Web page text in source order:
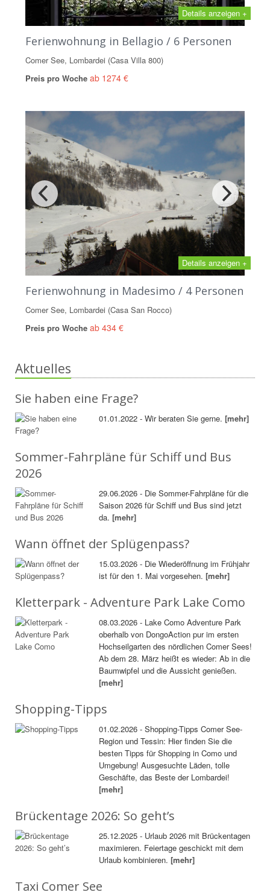
Details anzeigen +
Ferienwohnung in Bellagio / 6 Personen
Comer See, Lombardei (Casa Villa 800)
Preis pro Woche ab 1274 €
Details anzeigen +
Ferienwohnung in Madesimo / 4 Personen
Comer See, Lombardei (Casa San Rocco)
Preis pro Woche ab 434 €
Aktuelles
Sie haben eine Frage?
01.01.2022 - Wir beraten Sie gerne.[mehr]
Sommer-Fahrpläne für Schiff und Bus
2026
29.06.2026 - Die Sommer-Fahrpläne für die
Saison 2026 für Schiff und Bus sind jetzt
da.[mehr]
Wann öffnet der Splügenpass?
15.03.2026 - Die Wiederöffnung im Frühjahr
ist für den 1. Mai vorgesehen.[mehr]
Kletterpark - Adventure Park Lake Como
08.03.2026 - Lake Como Adventure Park
oberhalb von DongoAction pur im ersten
Hochseilgarten des nördlichen Comer Sees!
Ab dem 28. März heißt es wieder: Ab in die
Baumwipfel und die Aussicht genießen.
[mehr]
Shopping-Tipps
01.02.2026 - Shopping-Tipps Comer See-
Region und Tessin: Hier finden Sie die
besten Tipps für Shopping in Como und
Umgebung! Ausgesuchte Läden, tolle
Geschäfte, das Beste der Lombardei!
[mehr]
Brückentage 2026: So geht’s
25.12.2025 - Urlaub 2026 mit Brückentagen
maximieren. Feiertage geschickt mit dem
Urlaub kombinieren.[mehr]
Taxi Comer See